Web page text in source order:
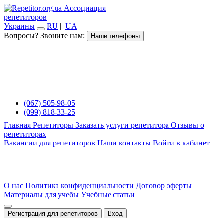
Ассоциация
репетиторов
Украины
RU | UA
Вопросы? Звоните нам:
Наши телефоны
(067) 505-98-05
(099) 818-33-25
Главная Репетиторы Заказать услуги репетитора Отзывы о
репетиторах
Вакансии для репетиторов Наши контакты Войти в кабинет
О нас Политика конфиденциальности Договор оферты
Материалы для учебы Учебные статьи
Регистрация для репетиторов Вход